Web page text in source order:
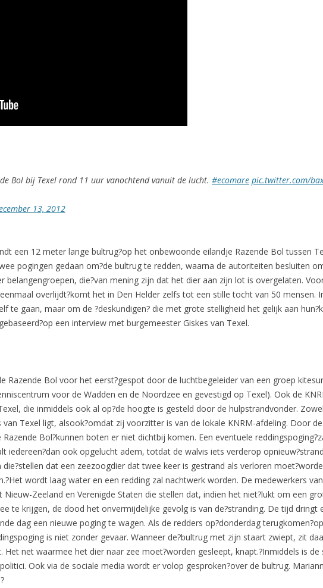
Bol bij Texel rond 11 uur vanochtend vanuit de lucht. #ecomare pic.twitter.com/
13, 2012
een 12 meter lange bultrug?op het onbewoonde eilandje Razende Bol tussen
pogingen gedaan om?de bultrug te redden, waarna de autoriteiten besluiten
belangengroepen, die?van mening zijn dat het dier aan zijn lot is overgelaten.
overlijdt?komt het in Den Helder zelfs tot een stille tocht van 50 mensen.
te gaan, maar om de ?deskundigen? die met grote stelligheid het gelijk aan
een interview met burgemeester Giskes van Texel.
Razende Bol voor het eerst?gespot door de luchtbegeleider van een groep
voor de Wadden en de Noordzee en gevestigd op Texel). Ook de
die inmiddels ook al op?de hoogte is gesteld door de hulpstrandvonder.
Texel ligt, alsook?omdat zij voorzitter is van de lokale KNRM-afdeling. Door
Bol?kunnen boten er niet dichtbij komen. Een eventuele
iedereen?dan ook opgelucht adem, totdat de walvis iets verderop
dat een zeezoogdier dat twee keer is gestrand als verloren
wordt laag water en een redding zal nachtwerk worden. De medewerkers
Zeeland en Verenigde Staten die stellen dat, indien het niet?lukt om een
te krijgen, de dood het onvermijdelijke gevolg is van de?stranding. De tijd dringt
dag een nieuwe poging te wagen. Als de redders op?donderdag
is niet zonder gevaar. Wanneer de?bultrug met zijn staart zwiept, zit
Het net waarmee het dier naar zee moet?worden gesleept, knapt.?Inmiddels is
Ook via de sociale media wordt er volop gesproken?over de bultrug.